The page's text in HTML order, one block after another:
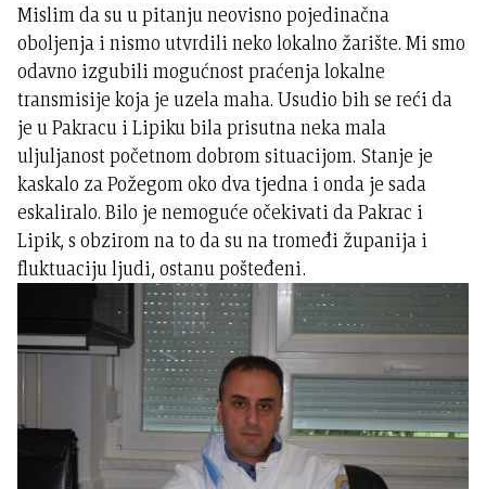
Mislim da su u pitanju neovisno pojedinačna
oboljenja i nismo utvrdili neko lokalno žarište. Mi smo
odavno izgubili mogućnost praćenja lokalne
transmisije koja je uzela maha. Usudio bih se reći da
je u Pakracu i Lipiku bila prisutna neka mala
uljuljanost početnom dobrom situacijom. Stanje je
kaskalo za Požegom oko dva tjedna i onda je sada
eskaliralo. Bilo je nemoguće očekivati da Pakrac i
Lipik, s obzirom na to da su na tromeđi županija i
fluktuaciju ljudi, ostanu pošteđeni.